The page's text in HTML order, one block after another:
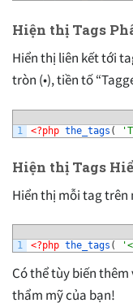
Hiện thị Tags
Hiển thị liên kết tới
tròn (•), tiền tố
1 <?php the_tags (
Hiện thị Tags
Hiển thị mỗi tag trên
1 <?php the_tags (
Có thể tùy biến
thẩm mỹ của bạn!